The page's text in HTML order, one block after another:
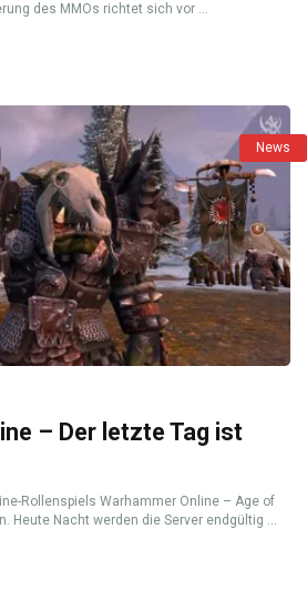
des MMOs richtet sich vor ...
News
– Der letzte Tag ist
Rollenspiels Warhammer Online – Age of
Heute Nacht werden die Server endgültig ...